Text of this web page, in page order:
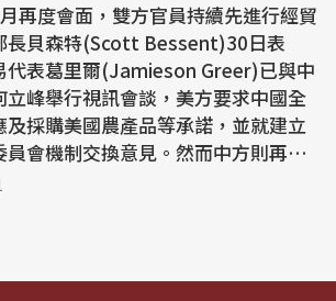
再度會面，雙方官員持續先進行經貿
長貝森特(Scott Bessent)30日表
代表葛里爾(Jamieson Greer)已與中
立峰舉行視訊會談，美方要求中國全
及採購美國農產品等承諾，並就建立
會機制交換意見。然而中方則再度